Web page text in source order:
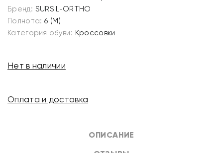
ОПИСАНИЕ
Бренд: SURSIL-ORTHO
Полнота: 6 (М)
Категория обуви: Кроссовки
Нет в наличии
Оплата и доставка